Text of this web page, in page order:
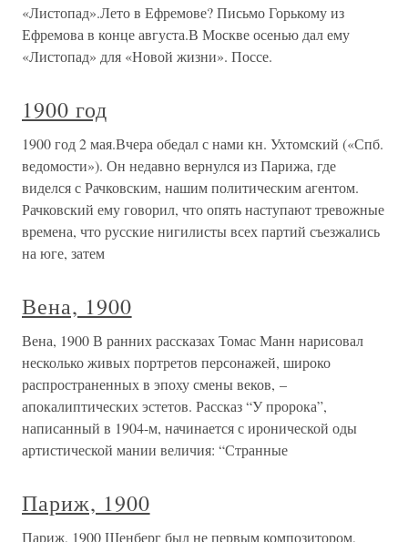
«Листопад».Лето в Ефремове? Письмо Горькому из
Ефремова в конце августа.В Москве осенью дал ему
«Листопад» для «Новой жизни». Поссе.
1900 год
1900 год 2 мая.Вчера обедал с нами кн. Ухтомский («Спб.
ведомости»). Он недавно вернулся из Парижа, где
виделся с Рачковским, нашим политическим агентом.
Рачковский ему говорил, что опять наступают тревожные
времена, что русские нигилисты всех партий съезжались
на юге, затем
Вена, 1900
Вена, 1900 В ранних рассказах Томас Манн нарисовал
несколько живых портретов персонажей, широко
распространенных в эпоху смены веков, –
апокалиптических эстетов. Рассказ “У пророка”,
написанный в 1904-м, начинается с иронической оды
артистической мании величия: “Странные
Париж, 1900
Париж, 1900 Шенберг был не первым композитором,